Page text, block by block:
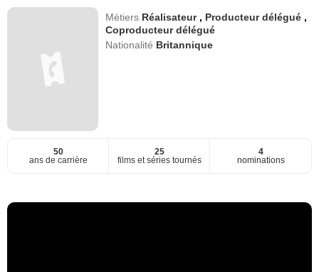
Métiers Réalisateur , Producteur délégué ,
Coproducteur délégué
Nationalité Britannique
50
ans de carrière
25
films et séries tournés
4
nominations